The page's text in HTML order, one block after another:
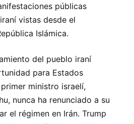
públicas
vistas desde el
Islámica.
del pueblo iraní
para Estados
ministro israelí,
nunca ha renunciado a su
el régimen en Irán. Trump